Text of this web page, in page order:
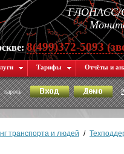
ГЛОНАСС/
8(499)372-5093
Тарифы Отчёты и
пароль
транспорта и людей /